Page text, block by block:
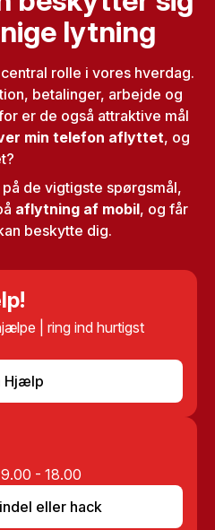
lytning
rolle i vores hverdag.
betalinger, arbejde og
er de også attraktive mål
min telefon aflyttet, og
de vigtigste spørgsmål,
aflytning af mobil, og får
beskytte dig.
| ring ind hurtigst
Hjælp
- 18.00
eller hack